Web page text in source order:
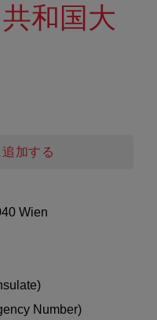
和国大
加する
Wien
Number)